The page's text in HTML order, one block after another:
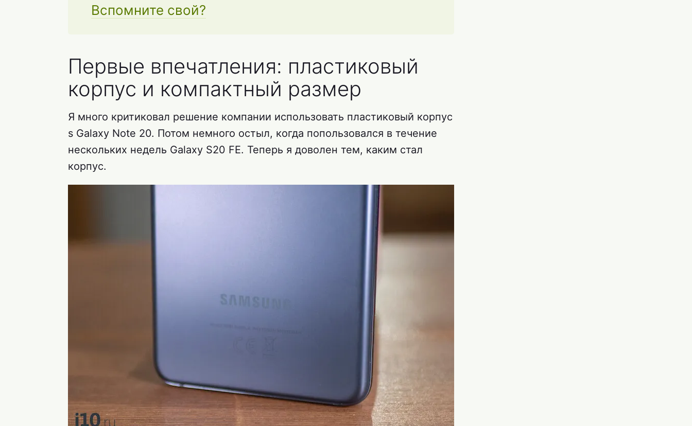
Вспомните свой?
Первые впечатления: пластиковый
корпус и компактный размер
Я много критиковал решение компании использовать пластиковый корпус
s Galaxy Note 20. Потом немного остыл, когда попользовался в течение
нескольких недель Galaxy S20 FE. Теперь я доволен тем, каким стал
корпус.